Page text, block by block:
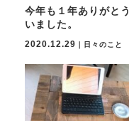
今年も１年ありがと
いました。
2020.12.29 ｜日々のこと